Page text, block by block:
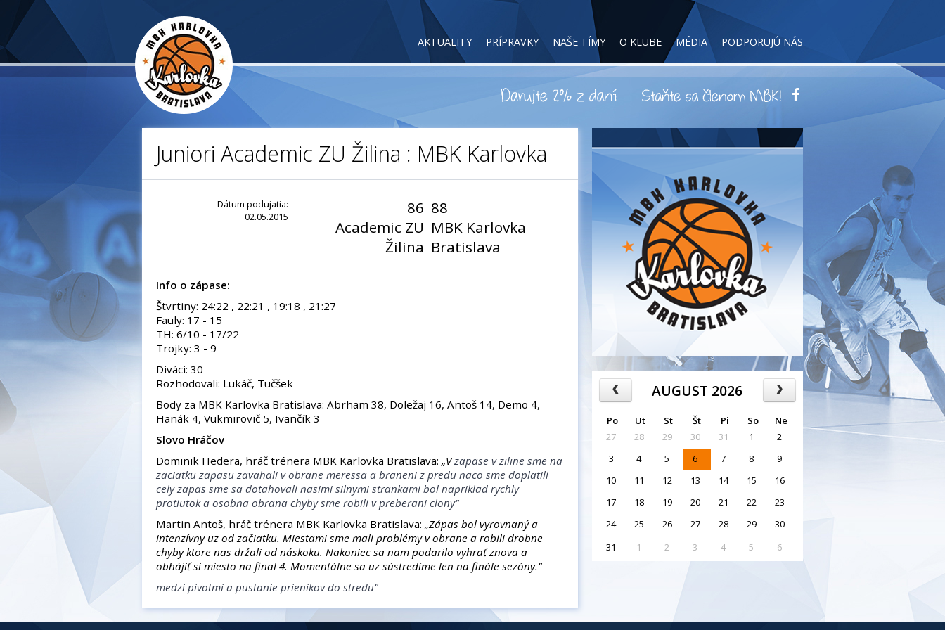
AKTUALITY PRÍPRAVKY NAŠE TÍMY O KLUBE MÉDIA PODPORUJÚ NÁS
Juniori Academic ZU Žilina : MBK Karlovka
Dátum podujatia:
02.05.2015
86
Academic ZU
Žilina
88
MBK Karlovka
Bratislava
Info o zápase:
Štvrtiny: 24:22 , 22:21 , 19:18 , 21:27
Fauly: 17 - 15
TH: 6/10 - 17/22
Trojky: 3 - 9
Diváci: 30
Rozhodovali: Lukáč, Tučšek
Body za MBK Karlovka Bratislava: Abrham 38, Doležaj 16, Antoš 14, Demo 4,
Hanák 4, Vukmirovič 5, Ivančík 3
Slovo Hráčov
Dominik Hedera, hráč trénera MBK Karlovka Bratislava: „Vzapase v ziline sme na
zaciatku zapasu zavahali v obrane meressa a braneni z predu naco sme doplatili
cely zapas sme sa dotahovali nasimi silnymi strankami bol napriklad rychly
protiutok a osobna obrana chyby sme robili v preberani clony"
Martin Antoš, hráč trénera MBK Karlovka Bratislava: „Zápas bol vyrovnaný a
intenzívny uz od začiatku. Miestami sme mali problémy v obrane a robili drobne
chyby ktore nas držali od náskoku. Nakoniec sa nam podarilo vyhrať znova a
obhájiť si miesto na final 4. Momentálne sa uz sústredíme len na finále sezóny."
medzi pivotmi a pustanie prienikov do stredu"
AUGUST 2026
Po Ut St Št Pi So
Ne
27
28 29 30 31 1
2
3
4 5 6 7 8
9
10
11 12 13 14 15
16
17
18 19 20 21 22
23
24
25 26 27 28 29
30
31
1 2 3 4 5 6